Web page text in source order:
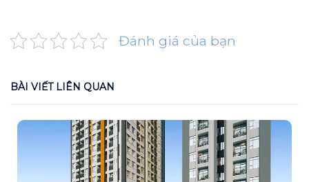
Đánh giá của bạn
BÀI VIẾT LIÊN QUAN